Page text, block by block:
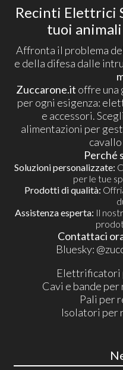
Recinti Elettrici
tuoi
Affronta il problema
e della difesa dalle
Zuccarone.it offre una
per ogni esigenza:
e accessori.
alimentazioni per
Perché
Soluzioni personalizzate:
per le tue
Prodotti di qualità:
Assistenza esperta: Il
Contattaci
​Bluesky:
Elettrificatori
Cavi e bande
Pali per
Isolatori